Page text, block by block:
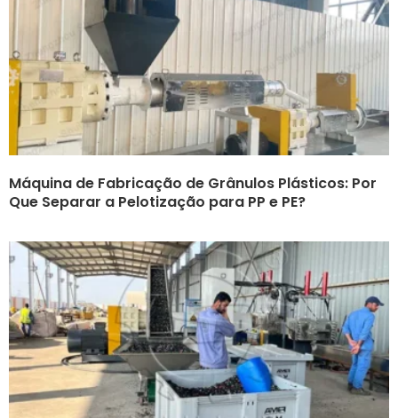
Máquina de Fabricação de Grânulos Plásticos: Por
Que Separar a Pelotização para PP e PE?